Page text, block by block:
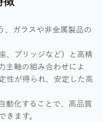
、ガラスや非金属製品の
、ブリッジなど）と高精
主軸の組み合わせによ
性が得られ、安定した高
動化することで、高品質
きます。